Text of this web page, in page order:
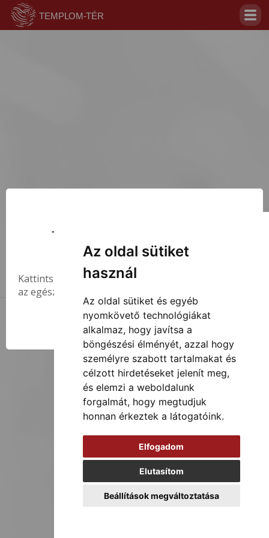
Az oldal sütiket
használ
Az oldal sütiket és egyéb
nyomkövető technológiákat
alkalmaz, hogy javítsa a
böngészési élményét, azzal hogy
személyre szabott tartalmakat és
célzott hirdetéseket jelenít meg,
és elemzi a weboldalunk
forgalmát, hogy megtudjuk
honnan érkeztek a látogatóink.
Elfogadom
Elutasítom
Beállítások megváltoztatása
megtekintéséhez!
Kattints a regisztráció menüpontra, csak pár perc
az egész!
Templom-tér 2026
Általános Szerződési Feltételek
Adatvédelmi szabályzat